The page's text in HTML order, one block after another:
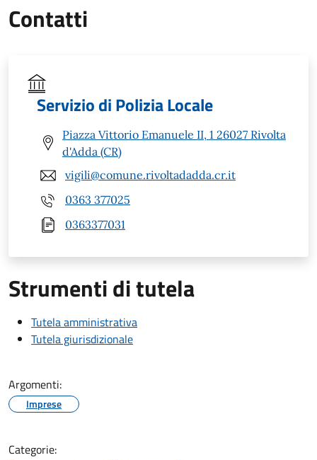
Contatti
Servizio di Polizia Locale
Piazza Vittorio Emanuele II, 1 26027 Rivolta
d'Adda (CR)
vigili@comune.rivoltadadda.cr.it
0363 377025
0363377031
Strumenti di tutela
Tutela amministrativa
Tutela giurisdizionale
Argomenti:
Imprese
Categorie: